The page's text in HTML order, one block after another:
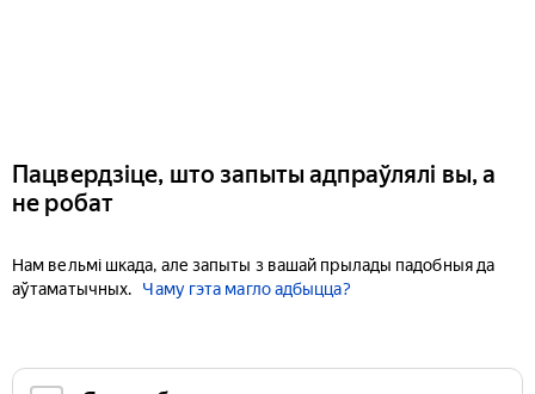
Пацвердзіце, што запыты адпраўлялі вы, а
не робат
Нам вельмі шкада, але запыты з вашай прылады падобныя да
аўтаматычных.
Чаму гэта магло адбыцца?